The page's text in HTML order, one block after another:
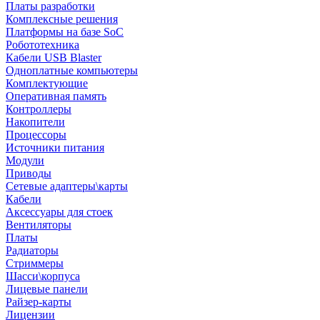
Платы разработки
Комплексные решения
Платформы на базе SoC
Робототехника
Кабели USB Blaster
Одноплатные компьютеры
Комплектующие
Оперативная память
Контроллеры
Накопители
Процессоры
Источники питания
Модули
Приводы
Сетевые адаптеры\карты
Кабели
Аксессуары для стоек
Вентиляторы
Платы
Радиаторы
Стриммеры
Шасси\корпуса
Лицевые панели
Райзер-карты
Лицензии